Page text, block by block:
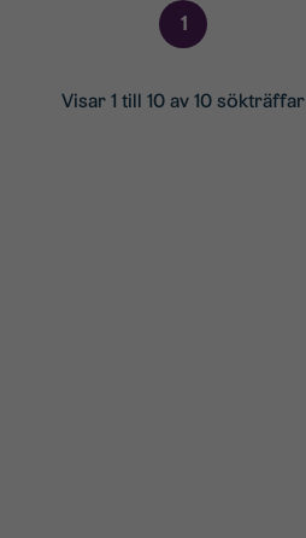
1
Visar 1 till 10 av 10 sökträffar